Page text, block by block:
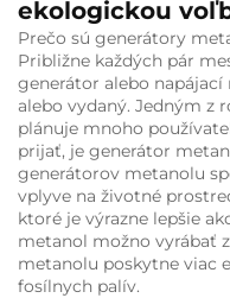
ekologickou
Prečo sú generátory
Približne každých pár
generátor alebo
alebo vydaný. Jedným z
plánuje mnoho
prijať, je generátor
generátorov metanolu
vplyve na životné
ktoré je výrazne lepšie
metanol možno vyrábať
metanolu poskytne viac
fosílnych palív.